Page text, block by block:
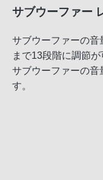
サブウーファー
サブウーファーの音
まで13段階に調節
サブウーファーの音
す。